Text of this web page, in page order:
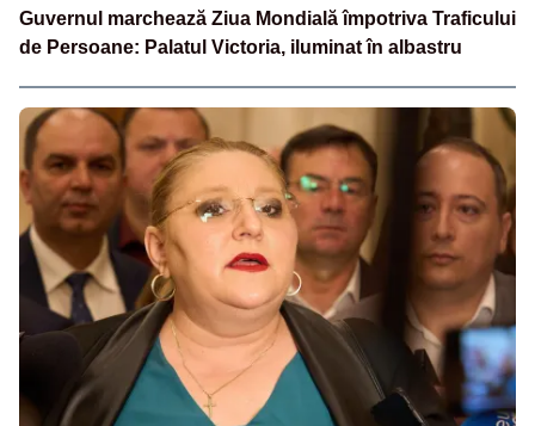
Guvernul marchează Ziua Mondială împotriva Traficului
de Persoane: Palatul Victoria, iluminat în albastru